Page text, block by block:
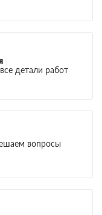
детали работ
вопросы